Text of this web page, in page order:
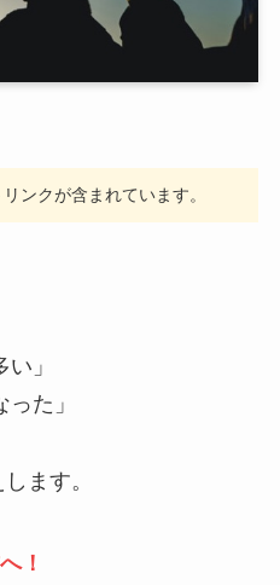
ンクが含まれています。
」
た」
ます。
！